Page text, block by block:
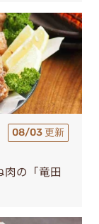
08/03 更新
肉の「竜田